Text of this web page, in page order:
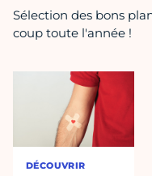
Sélection des bons
coup toute l'année !
DÉCOUVRIR